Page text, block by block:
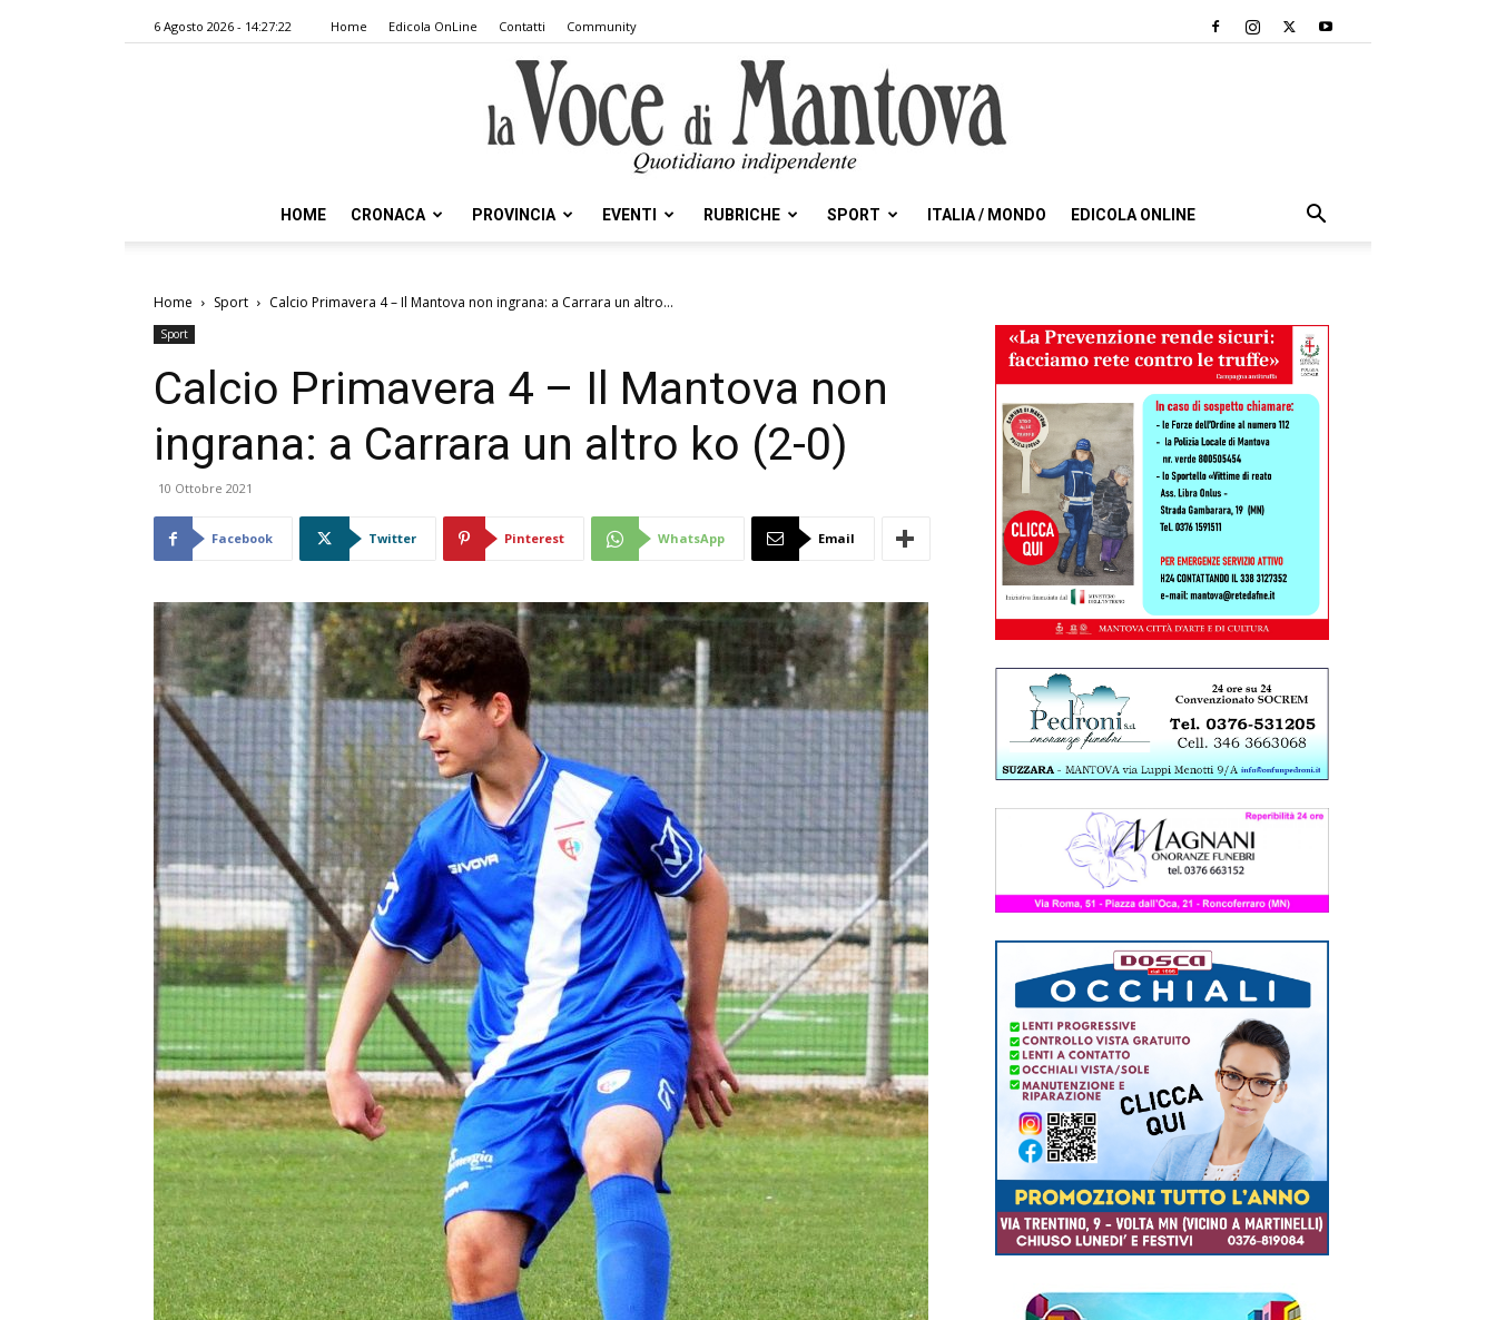
6 Agosto 2026 - 14:27:22 Home Edicola OnLine Contatti Community
Voce
Mantova
HOME CRONACA PROVINCIA EVENTI RUBRICHE SPORT ITALIA / MONDO EDICOLA ONLINE
Home Sport Calcio Primavera 4 – Il Mantova non ingrana: a Carrara un altro...
Sport
Calcio Primavera 4 – Il Mantova non
ingrana: a Carrara un altro ko (2-0)
10 Ottobre 2021
Facebook Twitter Pinterest WhatsApp Email